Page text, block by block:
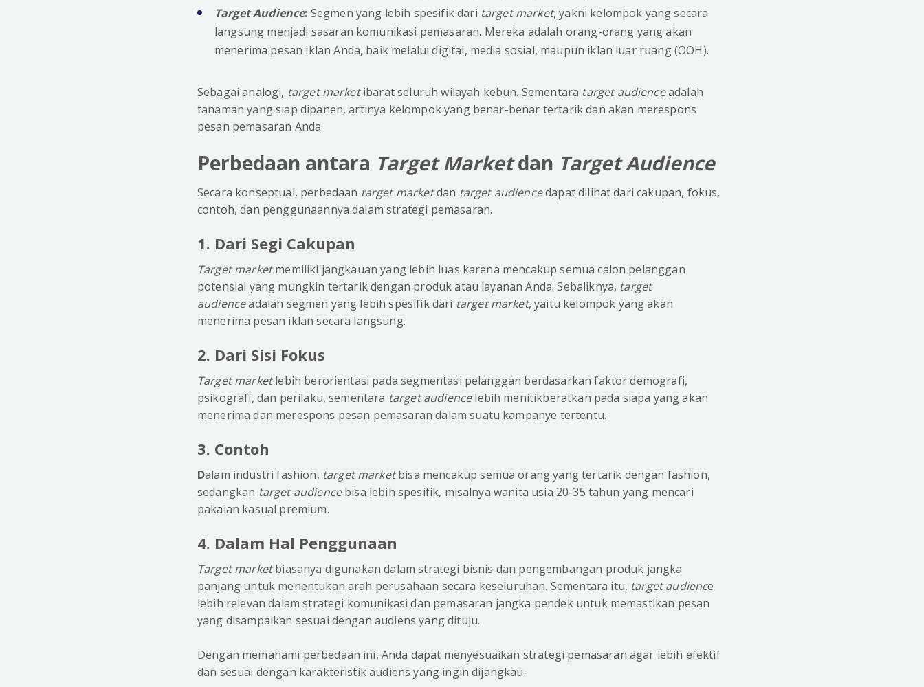
Target Audience: Segmen yang lebih spesifik dari target market, yakni kelompok yang secara
langsung menjadi sasaran komunikasi pemasaran. Mereka adalah orang-orang yang akan
menerima pesan iklan Anda, baik melalui digital, media sosial, maupun iklan luar ruang (OOH).
Sebagai analogi, target marketibarat seluruh wilayah kebun. Sementara target audienceadalah
tanaman yang siap dipanen, artinya kelompok yang benar-benar tertarik dan akan merespons
pesan pemasaran Anda.
Perbedaan antara Target Marketdan Target Audience
Secara konseptual, perbedaan target marketdan target audiencedapat dilihat dari cakupan, fokus,
contoh, dan penggunaannya dalam strategi pemasaran.
1. Dari Segi Cakupan
Target marketmemiliki jangkauan yang lebih luas karena mencakup semua calon pelanggan
potensial yang mungkin tertarik dengan produk atau layanan Anda. Sebaliknya, target
audienceadalah segmen yang lebih spesifik dari target market, yaitu kelompok yang akan
menerima pesan iklan secara langsung.
2. Dari Sisi Fokus
Target marketlebih berorientasi pada segmentasi pelanggan berdasarkan faktor demografi,
psikografi, dan perilaku, sementara target audiencelebih menitikberatkan pada siapa yang akan
menerima dan merespons pesan pemasaran dalam suatu kampanye tertentu.
3. Contoh
Dalam industri fashion, target marketbisa mencakup semua orang yang tertarik dengan fashion,
sedangkan target audiencebisa lebih spesifik, misalnya wanita usia 20-35 tahun yang mencari
pakaian kasual premium.
4. Dalam Hal Penggunaan
Target marketbiasanya digunakan dalam strategi bisnis dan pengembangan produk jangka
panjang untuk menentukan arah perusahaan secara keseluruhan. Sementara itu, target audience
lebih relevan dalam strategi komunikasi dan pemasaran jangka pendek untuk memastikan pesan
yang disampaikan sesuai dengan audiens yang dituju.
Dengan memahami perbedaan ini, Anda dapat menyesuaikan strategi pemasaran agar lebih efektif
dan sesuai dengan karakteristik audiens yang ingin dijangkau.